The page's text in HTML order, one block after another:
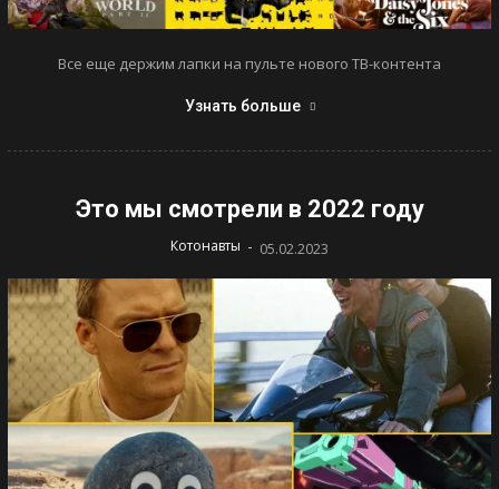
Все еще держим лапки на пульте нового ТВ-контента
Узнать больше
Это мы смотрели в 2022 году
Котонавты - 05.02.2023